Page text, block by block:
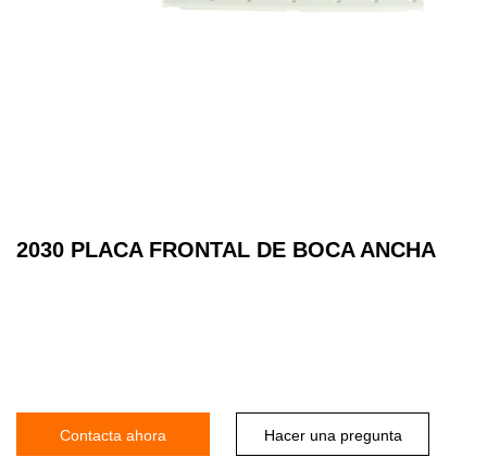
2030 PLACA FRONTAL DE BOCA ANCHA
Contacta ahora Hacer una pregunta